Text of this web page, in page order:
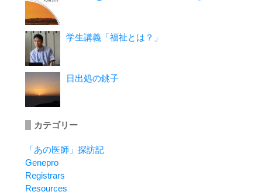
学生講義「福祉とは？」
日出処の銚子
カテゴリー
「あの医師」探訪記
Genepro
Registrars
Resources